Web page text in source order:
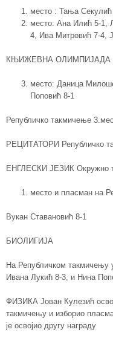
место : Тања Секулић
место: Ана Илић 5-1,
4, Ива Митровић 7-4,
КЊИЖЕВНА ОЛИМПИЈАДА
место: Даница
Поповић 8-1
Републичко такмичење
РЕЦИТАТОРИ Републичко
ЕНГЛЕСКИ ЈЕЗИК Окружно
место и пласман на
Вукан Ставановић 8-1
БИОЛИГИЈА
На Републичком такмичењу
Ивана Лукић 8-3, и Нина
ФИЗИКА Јован Кулезић
такмичењу и изборио
је освојио другу награду